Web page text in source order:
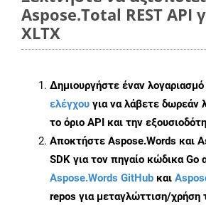
Aspose.Total REST API
XLTX
Δημιουργήστε έναν
ελέγχου για να λάβετε δωρεάν
το όριο API και την
Αποκτήστε Aspose.Words και
SDK για τον πηγαίο κώδικα Go
Aspose.Words GitHub και
repos για μεταγλώττιση/χρήση